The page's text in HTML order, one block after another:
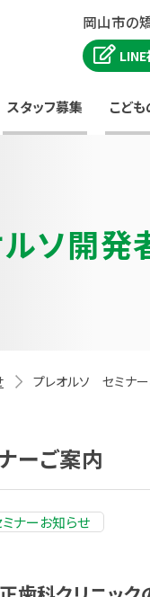
岡山市の
スタッフ募集 こど
ソ開発
プレオルソ セミナ
ーご案内
ナーお知らせ